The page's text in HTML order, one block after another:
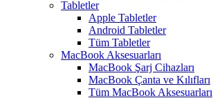
Tabletler
Apple Tabletler
Android Tabletler
Tüm Tabletler
MacBook Aksesuarları
MacBook Şarj Cihazları
MacBook Çanta ve Kılıfları
Tüm MacBook Aksesuarları